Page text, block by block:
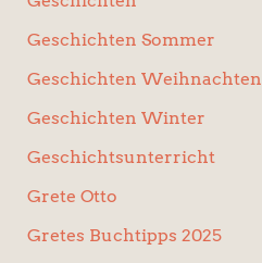
Geschichten Sommer
Geschichten Weihnachten
Geschichten Winter
Geschichtsunterricht
Grete Otto
Gretes Buchtipps 2025